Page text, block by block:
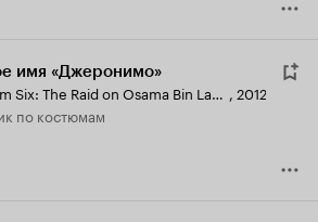
имя «Джеронимо»
Seal Team Six: The Raid on Osama Bin Laden , 2012
по костюмам